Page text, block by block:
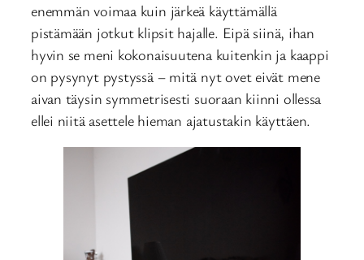
enemmän voimaa kuin järkeä käyttämällä
pistämään jotkut klipsit hajalle. Eipä siinä, ihan
hyvin se meni kokonaisuutena kuitenkin ja kaappi
on pysynyt pystyssä – mitä nyt ovet eivät mene
aivan täysin symmetrisesti suoraan kiinni ollessa
ellei niitä asettele hieman ajatustakin käyttäen.